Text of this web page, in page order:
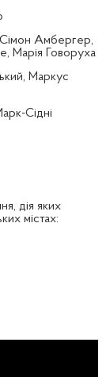
Амбергер,
Марія Говоруха
Маркус
Сідні
дія яких
містах: